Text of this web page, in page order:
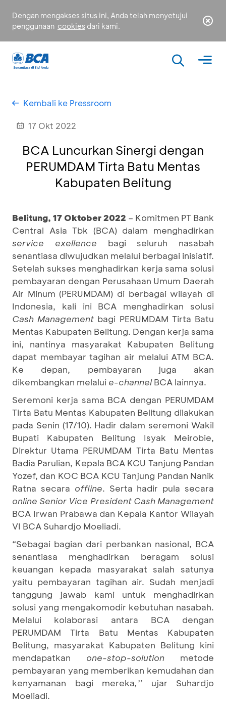
Dengan mengakses situs ini, Anda telah menyetujui
penggunaan cookies dari kami.
Kembali ke Pressroom
17 Okt 2022
BCA Luncurkan Sinergi dengan
PERUMDAM Tirta Batu Mentas
Kabupaten Belitung
Belitung, 17 Oktober 2022 – Komitmen PT Bank
Central Asia Tbk (BCA) dalam menghadirkan
service exellence bagi seluruh nasabah
senantiasa diwujudkan melalui berbagai inisiatif.
Setelah sukses menghadirkan kerja sama solusi
pembayaran dengan Perusahaan Umum Daerah
Air Minum (PERUMDAM) di berbagai wilayah di
Indonesia, kali ini BCA menghadirkan solusi
Cash Management bagi PERUMDAM Tirta Batu
Mentas Kabupaten Belitung. Dengan kerja sama
ini, nantinya masyarakat Kabupaten Belitung
dapat membayar tagihan air melalui ATM BCA.
Ke depan, pembayaran juga akan
dikembangkan melalui e-channelBCA lainnya.
Seremoni kerja sama BCA dengan PERUMDAM
Tirta Batu Mentas Kabupaten Belitung dilakukan
pada Senin (17/10). Hadir dalam seremoni Wakil
Bupati Kabupaten Belitung Isyak Meirobie,
Direktur Utama PERUMDAM Tirta Batu Mentas
Badia Parulian, Kepala BCA KCU Tanjung Pandan
Yozef, dan KOC BCA KCU Tanjung Pandan Nanik
Ratna secara offline. Serta hadir pula secara
online Senior Vice President Cash Management
BCA Irwan Prabawa dan Kepala Kantor Wilayah
VI BCA Suhardjo Moeliadi.
“Sebagai bagian dari perbankan nasional, BCA
senantiasa menghadirkan beragam solusi
keuangan kepada masyarakat salah satunya
yaitu pembayaran tagihan air. Sudah menjadi
tanggung jawab kami untuk menghadirkan
solusi yang mengakomodir kebutuhan nasabah.
Melalui kolaborasi antara BCA dengan
PERUMDAM Tirta Batu Mentas Kabupaten
Belitung, masyarakat Kabupaten Belitung kini
mendapatkan one-stop-solution metode
pembayaran yang memberikan kemudahan dan
kenyamanan bagi mereka,’’ ujar Suhardjo
Moeliadi.